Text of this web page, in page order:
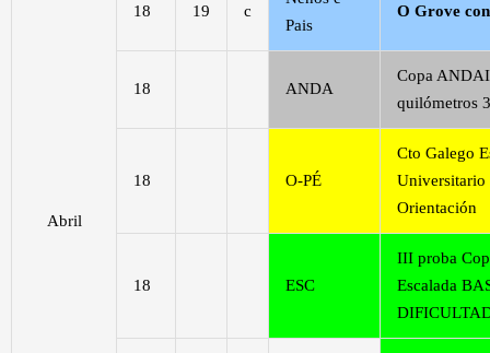
Abril
18 19 c
Pais
O Grove
18 ANDA
Copa
quilómetros
18 O-PÉ
Cto Galego
Universitario
Orientación
18 ESC
III proba
Escalada